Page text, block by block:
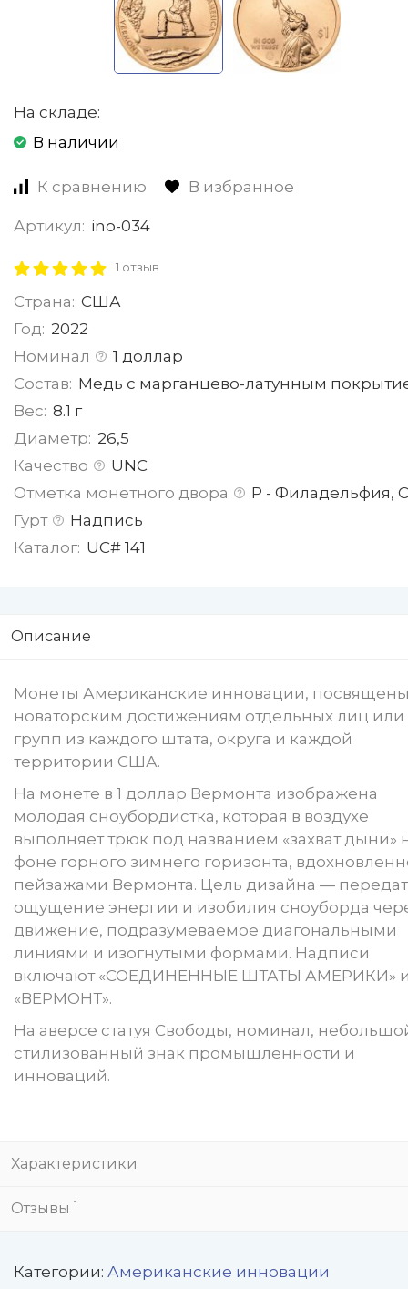
На складе:
В наличии
К сравнению В избранное
Артикул: ino-034
1 отзыв
Страна: США
Год: 2022
Номинал
1 доллар
Состав: Медь с марганцево-латунным
Вес: 8.1 г
Диаметр: 26,5
Качество
UNC
Отметка монетного двора
P - Филадельфия,
Гурт
Надпись
Каталог: UC# 141
Описание
Монеты Американские инновации,
новаторским достижениям отдельных лиц или
групп из каждого штата, округа и каждой
территории США.
На монете в 1 доллар Вермонта изображена
молодая сноубордистка, которая в воздухе
выполняет трюк под названием «захват дыни»
фоне горного зимнего горизонта,
пейзажами Вермонта. Цель дизайна —
ощущение энергии и изобилия сноуборда
движение, подразумеваемое диагональными
линиями и изогнутыми формами. Надписи
включают «СОЕДИНЕННЫЕ ШТАТЫ АМЕРИКИ»
«ВЕРМОНТ».
На аверсе статуя Свободы, номинал,
стилизованный знак промышленности и
инноваций.
Характеристики
Отзывы 1
Категории: Американские инновации